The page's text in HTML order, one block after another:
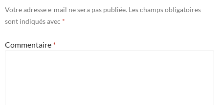
Votre adresse e-mail ne sera pas publiée. Les champs obligatoires
sont indiqués avec *
Commentaire *